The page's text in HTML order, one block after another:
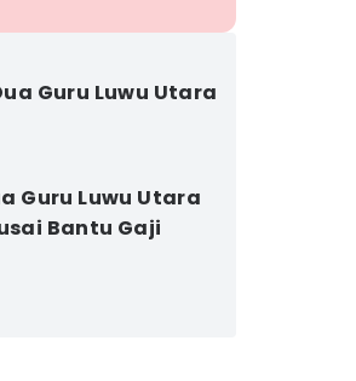
Guru Luwu Utara
Guru Luwu Utara
Bantu Gaji